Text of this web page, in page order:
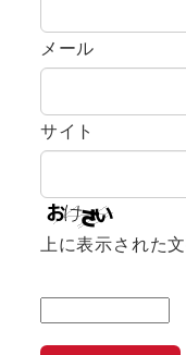
メール
サイト
上に表示された